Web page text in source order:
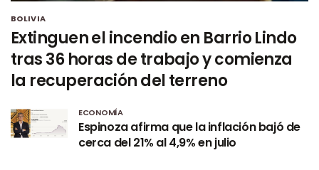
BOLIVIA
Extinguen el incendio en Barrio Lindo
tras 36 horas de trabajo y comienza
la recuperación del terreno
ECONOMÍA
Espinoza afirma que la inflación bajó de
cerca del 21% al 4,9% en julio